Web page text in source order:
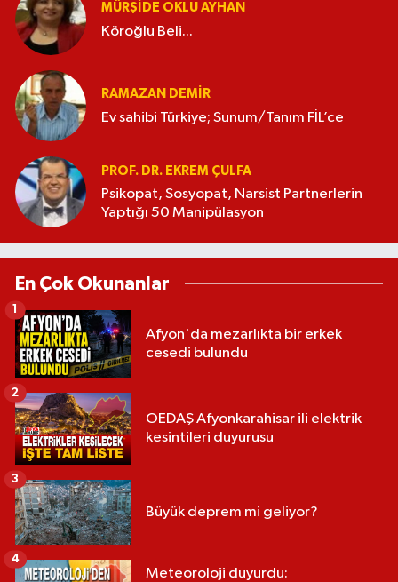
MÜRŞIDE OKLU AYHAN
Köroğlu Beli...
RAMAZAN DEMİR
Ev sahibi Türkiye; Sunum/Tanım FİL’ce
PROF. DR. EKREM ÇULFA
Psikopat, Sosyopat, Narsist Partnerlerin
Yaptığı 50 Manipülasyon
En Çok Okunanlar
Afyon'da mezarlıkta bir erkek
cesedi bulundu
1
OEDAŞ Afyonkarahisar ili elektrik
kesintileri duyurusu
2
Büyük deprem mi geliyor?
3
Meteoroloji duyurdu:
4